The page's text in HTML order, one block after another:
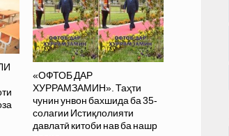
«ОФТОБ ДАР
ХУРРАМЗАМИН». Таҳти
чунин унвон бахшида ба 35-
солагии Истиқлолияти
давлатӣ китоби нав ба нашр